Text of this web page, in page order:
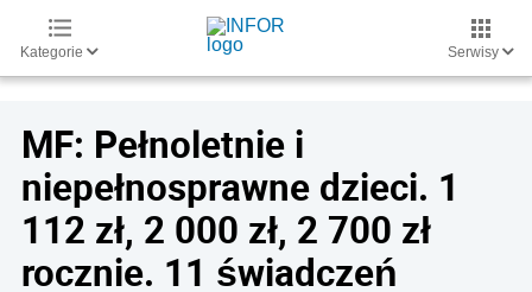
Kategorie Serwisy
MF: Pełnoletnie i
niepełnosprawne dzieci. 1
112 zł, 2 000 zł, 2 700 zł
rocznie. 11 świadczeń